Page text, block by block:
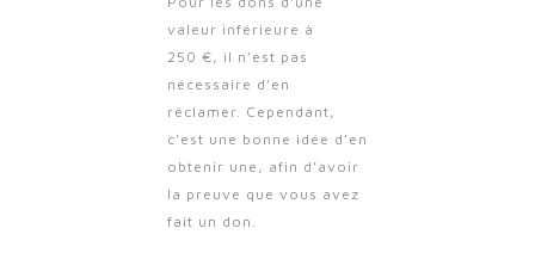
valeur inférieure à
250 €, il n’est pas
nécessaire d’en
réclamer. Cependant,
c’est une bonne idée d’en
obtenir une, afin d’avoir
la preuve que vous avez
fait un don.